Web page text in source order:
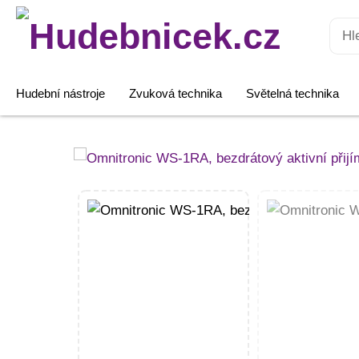
Hledat:
Hudební nástroje Zvuková technika Světelná technika
Omnitronic
1RA,